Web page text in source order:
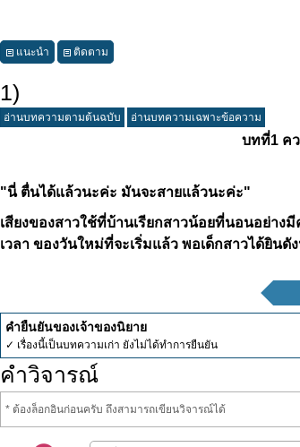
แนะนำ ติดตาม
1)
อ่านบทความตามต้นฉบับ อ่านบทความเฉพาะข้อความ
บทที่1 ค
"นี่ ตื่นได้แล้วนะค่ะ มันจะสายแล้วนะค่ะ"
เสียงของสาวใช้ที่บ้านเรียกสาวน้อยที่นอนอย่าง
เวลา ของวันใหม่ที่จะเริ่มแล้ว พอเด็กสาวได้ยิน
คำยืนยันของเจ้าของนิยาย
✓ เรื่องนี้เป็นบทความเก่า ยังไม่ได้ทำการยืนยัน
คำวิจารณ์
* ต้องล็อกอินก่อนครับ ถึงสามารถเขียนวิจารณ์ได้